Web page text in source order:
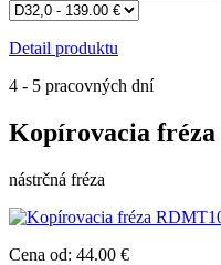
Detail produktu
4 - 5 pracovných dní
Kopírovacia
nástrčná fréza
Cena od: 44.00 €